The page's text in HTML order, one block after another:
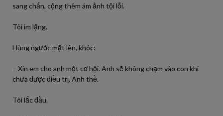
sang chấn, cộng thêm ám ảnh tội lỗi.
Tôi im lặng.
Hùng ngước mặt lên, khóc:
– Xin em cho anh một cơ hội. Anh sẽ không chạm vào con khi
chưa được điều trị. Anh thề.
Tôi lắc đầu.